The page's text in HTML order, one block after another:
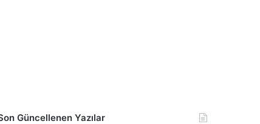
Güncellenen Yazılar